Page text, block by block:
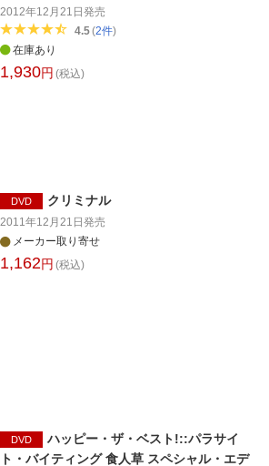
2012年12月21日発売
4.5(2件)
在庫あり
1,930円 (税込)
DVD クリミナル
2011年12月21日発売
メーカー取り寄せ
1,162円 (税込)
DVD
ハッピー・ザ・ベスト!::パラサイ
ト・バイティング 食人草 スペシャル・エデ